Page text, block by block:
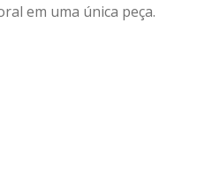
em uma única peça.